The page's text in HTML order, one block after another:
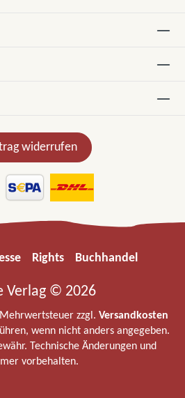
widerrufen
Rights Buchhandel
Verlag © 2026
zzgl. Versandkosten
wenn nicht anders angegeben.
Technische Änderungen und
vorbehalten.